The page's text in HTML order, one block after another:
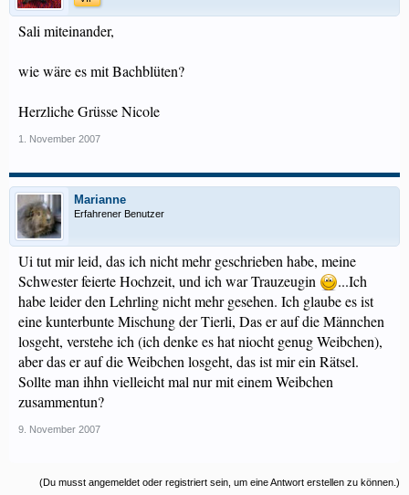
Sali miteinander,
wie wäre es mit Bachblüten?
Herzliche Grüsse Nicole
1. November 2007
Marianne
Erfahrener Benutzer
Ui tut mir leid, das ich nicht mehr geschrieben habe, meine
Schwester feierte Hochzeit, und ich war Trauzeugin
...Ich
habe leider den Lehrling nicht mehr gesehen. Ich glaube es ist
eine kunterbunte Mischung der Tierli, Das er auf die Männchen
losgeht, verstehe ich (ich denke es hat niocht genug Weibchen),
aber das er auf die Weibchen losgeht, das ist mir ein Rätsel.
Sollte man ihhn vielleicht mal nur mit einem Weibchen
zusammentun?
9. November 2007
(Du musst angemeldet oder registriert sein, um eine Antwort erstellen zu können.)